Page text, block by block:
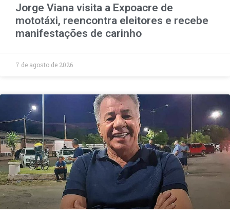
Jorge Viana visita a Expoacre de
mototáxi, reencontra eleitores e recebe
manifestações de carinho
7 de agosto de 2026